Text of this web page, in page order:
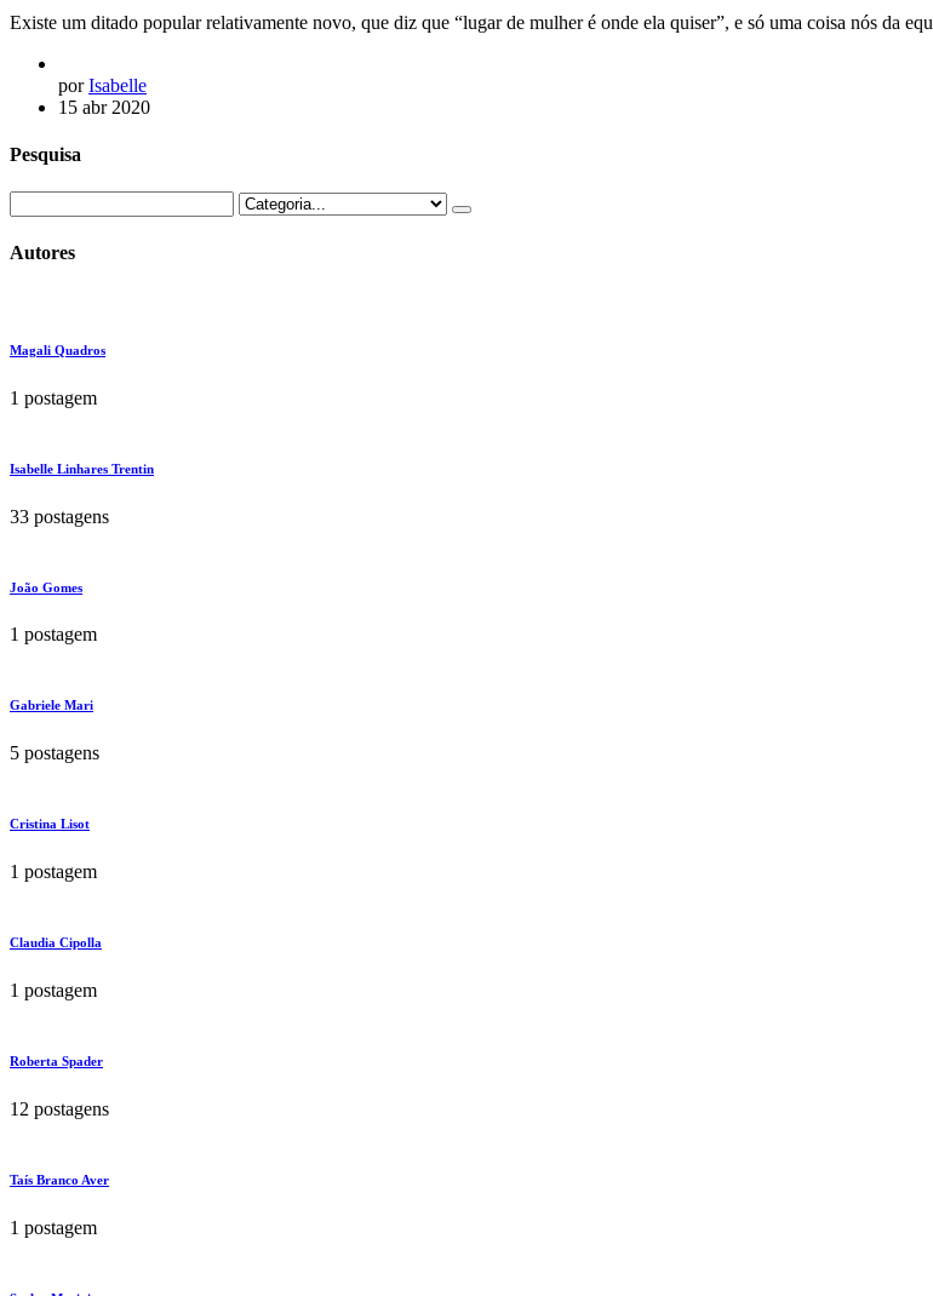
Existe um ditado popular relativamente novo, que diz que “lugar de mulher é onde ela quiser”, e só uma coisa nós da
porIsabelle
15 abr 2020
Pesquisa
Autores
Magali Quadros
1 postagem
Isabelle Linhares Trentin
33 postagens
João Gomes
1 postagem
Gabriele Mari
5 postagens
Cristina Lisot
1 postagem
Claudia Cipolla
1 postagem
Roberta Spader
12 postagens
Taís Branco Aver
1 postagem